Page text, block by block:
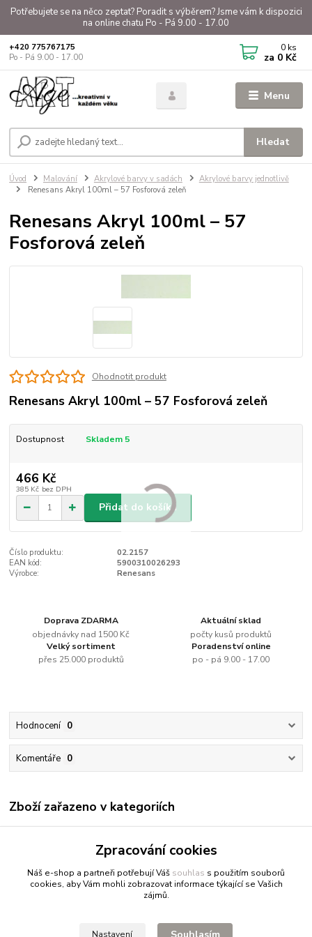
Potřebujete se na něco zeptat? Poradit s výběrem? Jsme vám k dispozici
na online chatu Po - Pá 9.00 - 17.00
Menu
Hledat
+420 775767175
Po - Pá 9.00 - 17.00
0 ks
za 0 Kč
Úvod Malování Akrylové barvy v sadách
Akrylové barvy jednotlivě
Renesans Akryl 100ml – 57 Fosforová zeleň
Renesans Akryl 100ml – 57
Fosforová zeleň
Ohodnotit produkt
Renesans Akryl 100ml – 57 Fosforová zeleň
Dostupnost Skladem 5
466 Kč
385 Kč bez DPH
Přidat do košíku
Číslo produktu:
02.2157
EAN kód:
5900310026293
Výrobce:
Renesans
Doprava ZDARMA
objednávky nad 1500 Kč
Aktuální sklad
počty kusů produktů
Velký sortiment
přes 25.000 produktů
Poradenství online
po - pá 9.00 - 17.00
Hodnocení 0
Komentáře 0
Zboží zařazeno v kategoriích
Renesans
Akrylové barvy jednotlivě
- vše pro fitnessProfitpsa.cz- vše pro psy
Zpracování cookies
Náš e-shop a partneři potřebují Váš souhlas s použitím souborů
cookies, aby Vám mohli zobrazovat informace týkající se Vašich
zájmů.
Nastavení